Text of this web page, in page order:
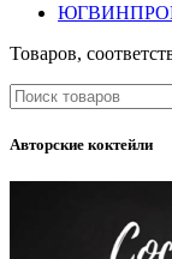
Товаров,
Авторские коктейли